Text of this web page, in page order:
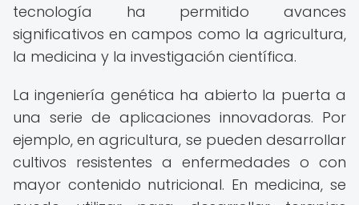
tecnología ha permitido avances
significativos en campos como la agricultura,
la medicina y la investigación científica.
La ingeniería genética ha abierto la puerta a
una serie de aplicaciones innovadoras. Por
ejemplo, en agricultura, se pueden desarrollar
cultivos resistentes a enfermedades o con
mayor contenido nutricional. En medicina, se